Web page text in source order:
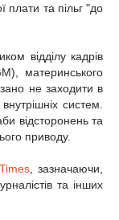
плати та пільг "до
відділу кадрів
материнського
не заходити в
систем.
відсторонень та
приводу.
, зазначаючи,
та інших